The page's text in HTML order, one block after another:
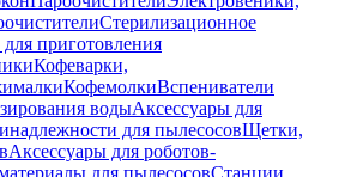
Стерилизационное
приготовления
Кофеварки,
КофемолкиВспениватели
водыАксессуары для
для пылесосовЩетки,
Аксессуары для роботов-
для пылесосовСтанции,